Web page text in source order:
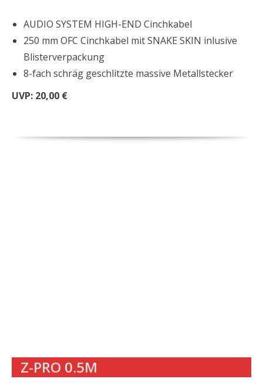
AUDIO SYSTEM HIGH-END Cinchkabel
250 mm OFC Cinchkabel mit SNAKE SKIN inlusive
Blisterverpackung
8-fach schräg geschlitzte massive Metallstecker
UVP: 20,00 €
Z-PRO 0.5M